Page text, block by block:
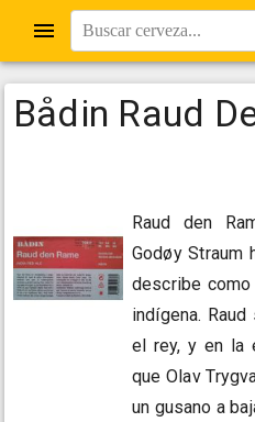
Buscar cerveza...
Bådin Raud
Raud den
Godøy Straum
describe
indígena.
el rey, y en la
que Olav
un gusano a